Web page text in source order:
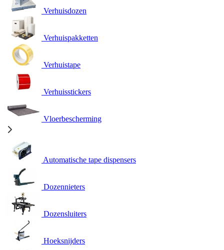
Verhuisdozen
Verhuispakketten
Verhuistape
Verhuisstickers
Vloerbescherming
Automatische tape dispensers
Dozennieters
Dozensluiters
Hoeksnijders